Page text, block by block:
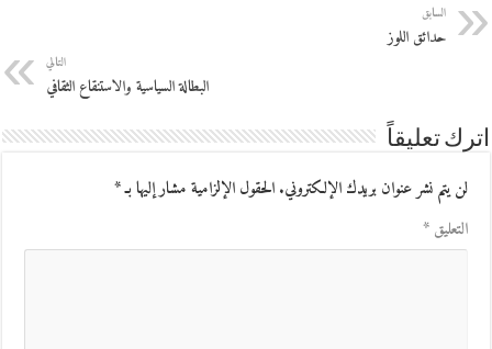
السابق
حدائق اللوز
التالي
البطالة السياسية والاستنقاع الثقافي
اترك تعليقاً
لن يتم نشر عنوان بريدك الإلكتروني.الحقول الإلزامية مشار إليها بـ*
التعليق*